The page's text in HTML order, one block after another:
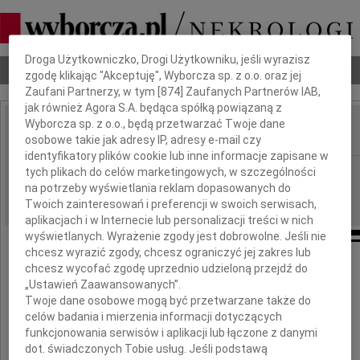
Nekrologi Odeszli Poradnik pogrzebowy
IMIĘ I NAZWISKO:
REGION: Warszawa
DATA EMISJI: 10.11.2010
Naszej Koleżance
Małgorzacie Fallach
Dbamy o Twoją prywatność
Droga Użytkowniczko, Drogi Użytkowniku, jeśli wyrazisz
zgodę klikając "Akceptuję", Wyborcza sp. z o.o. oraz jej
Zaufani Partnerzy, w tym [874 ] Zaufanych Partnerów IAB,
jak również Agora S.A. będąca spółką powiązaną z
Wyborcza sp. z o.o., będą przetwarzać Twoje dane
osobowe takie jak adresy IP, adresy e-mail czy
identyfikatory plików cookie lub inne informacje zapisane w
tych plikach do celów marketingowych, w szczególności
na potrzeby wyświetlania reklam dopasowanych do
Twoich zainteresowań i preferencji w swoich serwisach,
aplikacjach i w Internecie lub personalizacji treści w nich
wyświetlanych. Wyrażenie zgody jest dobrowolne. Jeśli nie
chcesz wyrazić zgody, chcesz ograniczyć jej zakres lub
chcesz wycofać zgodę uprzednio udzieloną przejdź do
„Ustawień Zaawansowanych”.
Twoje dane osobowe mogą być przetwarzane także do
celów badania i mierzenia informacji dotyczących
funkcjonowania serwisów i aplikacji lub łączone z danymi
dot. świadczonych Tobie usług. Jeśli podstawą